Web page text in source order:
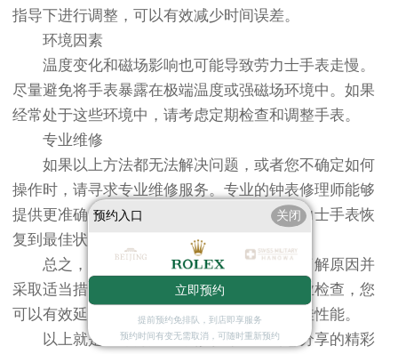
指导下进行调整，可以有效减少时间误差。
环境因素
温度变化和磁场影响也可能导致劳力士手表走慢。
尽量避免将手表暴露在极端温度或强磁场环境中。如果
经常处于这些环境中，请考虑定期检查和调整手表。
专业维修
如果以上方法都无法解决问题，或者您不确定如何
操作时，请寻求专业维修服务。专业的钟表修理师能够
提供更准确的诊断和修复方案，确保您的劳力士手表恢
复到最佳状态。
总之，面对劳力士手表走慢的问题时，了解原因并
采取适当措施至关重要。通过定期维护和专业检查，您
可以有效延长手表的使用寿命，并保持其最佳性能。
以上就是
天津劳力士维修服务中心为您分享的精彩
预约入口 关闭
立即预约
提前预约免排队，到店即享服务
预约时间有变无需取消，可随时重新预约